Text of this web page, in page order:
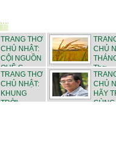
TRANG THƠ
CHỦ NHẬT:
CỘI NGUỒN
QUÊ C...
CHỦ
Thơ ...
TRANG THƠ
CHỦ NHẬT:
KHUNG
TRỜI
CHỦ
HÃY
CÙNG